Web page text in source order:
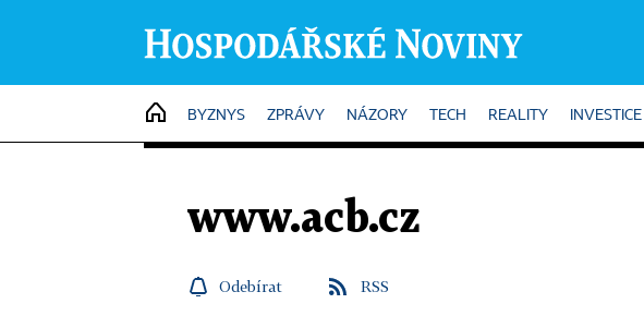
HOME
BYZNYS ZPRÁVY NÁZORY TECH REALITY INVESTICE
www.acb.cz
Odebírat RSS